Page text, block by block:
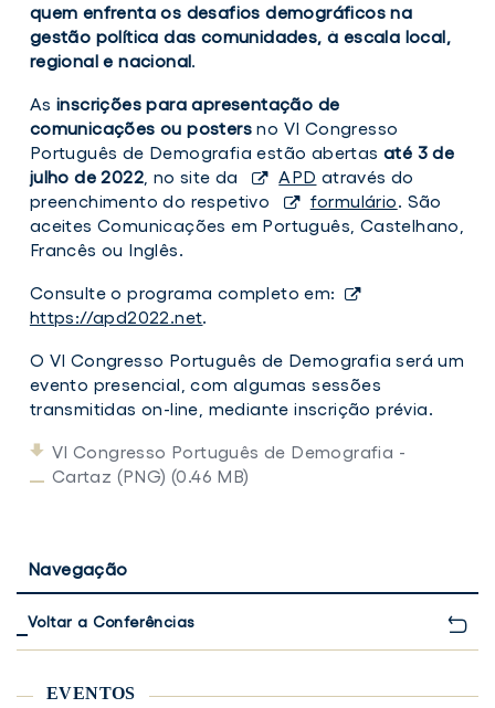
quem enfrenta os desafios demográficos na
gestão política das comunidades, à escala local,
regional e nacional.
Asinscrições para apresentação de
comunicações ou posters no VI Congresso
Português de Demografia estão abertasaté 3 de
julho de 2022 , no site da APD através do
preenchimento do respetivo
formulário. São
aceites Comunicações em Português, Castelhano,
Francês ou Inglês.
Consulte o programa completo em:
https://apd2022.net.
O VI Congresso Português de Demografia será um
evento presencial, com algumas sessões
transmitidas on-line, mediante inscrição prévia.
VI Congresso Português de Demografia -
Cartaz (PNG) (0.46 MB)
Navegação
Voltar a Conferências
EVENTOS